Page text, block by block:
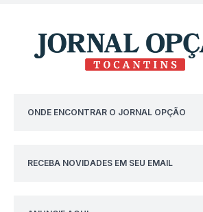
ONDE ENCONTRAR O JORNAL OPÇÃO
RECEBA NOVIDADES EM SEU EMAIL